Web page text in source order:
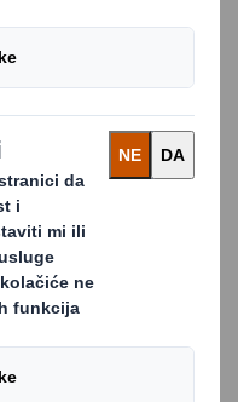
znače da svojim
dosljednu
našeg poslovnog
bolju upotrebu
da održavamo
traže dok
načine
ambalaže koje